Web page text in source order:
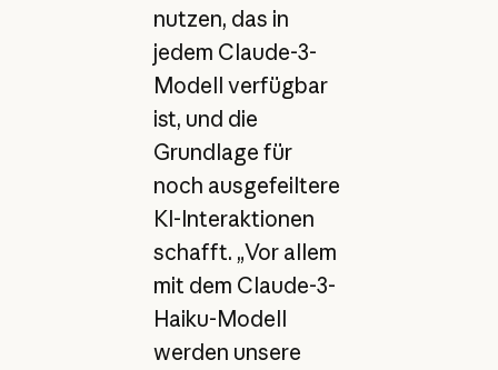
nutzen, das in
jedem Claude-3-
Modell verfügbar
ist, und die
Grundlage für
noch ausgefeiltere
KI-Interaktionen
schafft. „Vor allem
mit dem Claude-3-
Haiku-Modell
werden unsere